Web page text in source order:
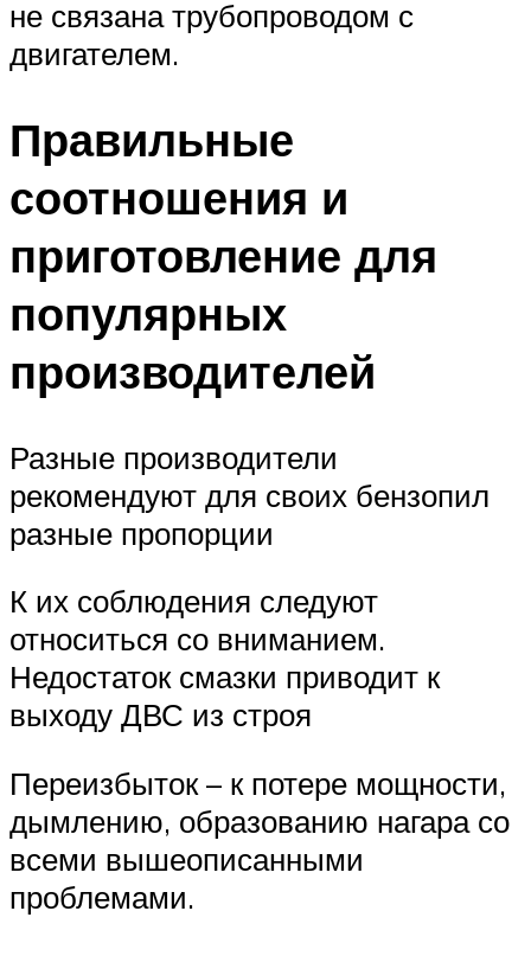
не связана трубопроводом с
двигателем.
Правильные
соотношения и
приготовление для
популярных
производителей
Разные производители
рекомендуют для своих бензопил
разные пропорции
К их соблюдения следуют
относиться со вниманием.
Недостаток смазки приводит к
выходу ДВС из строя
Переизбыток – к потере мощности,
дымлению, образованию нагара со
всеми вышеописанными
проблемами.